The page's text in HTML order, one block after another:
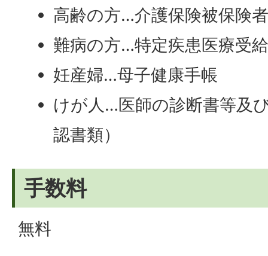
高齢の方…介護保険被保険
難病の方…特定疾患医療受
妊産婦…母子健康手帳
けが人…医師の診断書等及
認書類）
手数料
無料